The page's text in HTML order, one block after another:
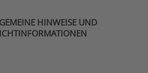
HINWEISE UND